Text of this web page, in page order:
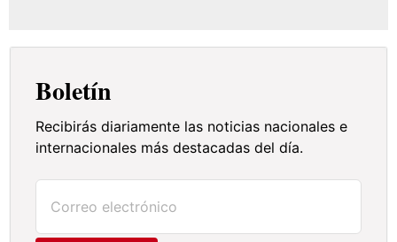
Boletín
Recibirás diariamente las noticias nacionales e
internacionales más destacadas del día.